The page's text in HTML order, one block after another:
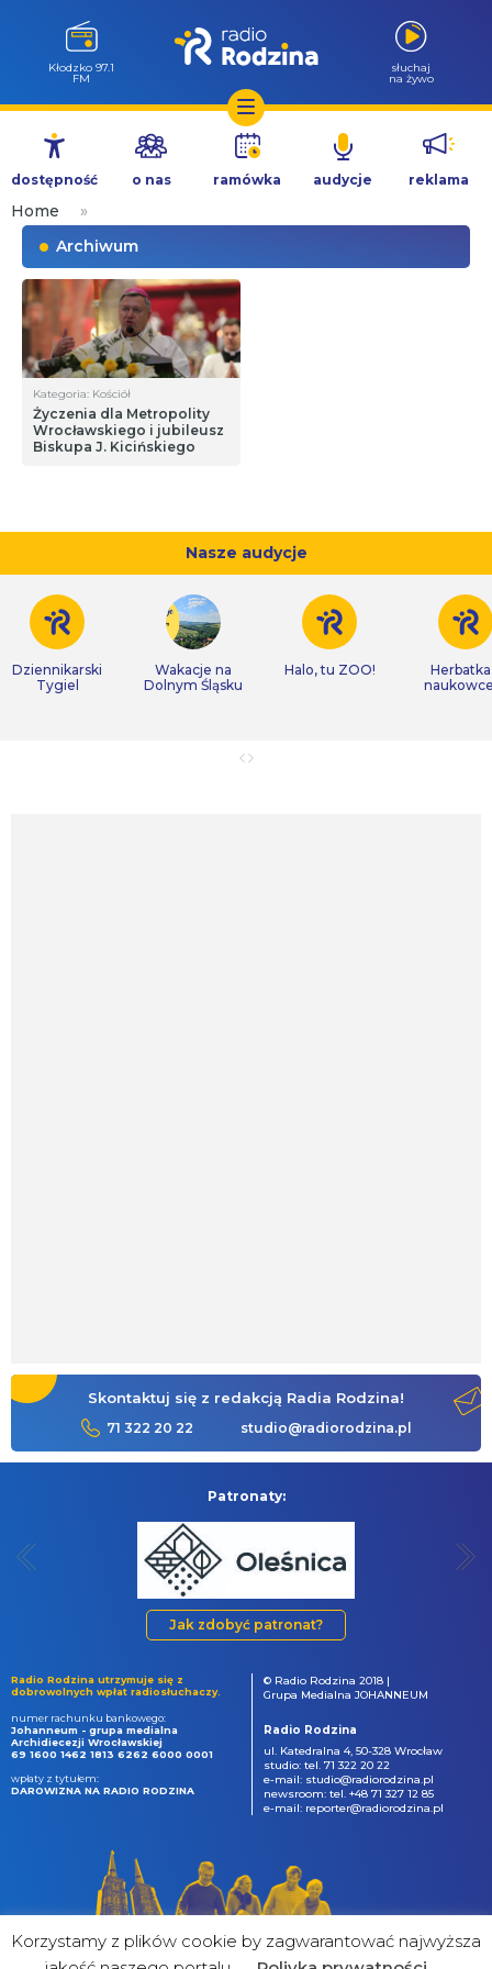
Przejdź
treści
Wołów 99.6
FM
słuchaj
na żywo
dostępność o nas ramówka audycje reklama
Home
»
Archiwum
Kategoria: Kościół
Życzenia dla Metropolity
Wrocławskiego i jubileusz
Biskupa J. Kicińskiego
Nasze audycje
Dziennikarski
Tygiel
Wakacje na
Dolnym Śląsku
Halo, tu ZOO!
Skontaktuj się z redakcją Radia Rodzina!
71 322 20 22 studio@radiorodzina.pl
Patronaty:
Jak zdobyć patronat?
Radio Rodzina utrzymuje się z
dobrowolnych wpłat radiosłuchaczy.
numer rachunku bankowego:
Johanneum - grupa medialna
Archidiecezji Wrocławskiej
69 1600 1462 1813 6262 6000 0001
wpłaty z tytułem:
DAROWIZNA NA RADIO RODZINA
© Radio Rodzina 2018 |
Grupa Medialna JOHANNEUM
Radio Rodzina
ul. Katedralna 4, 50-328 Wrocław
studio: tel. 71 322 20 22
e-mail: studio@radiorodzina.pl
newsroom: tel. +48 71 327 12 85
e-mail: reporter@radiorodzina.pl
Korzystamy z plików cookie by zagwarantować najwyższa